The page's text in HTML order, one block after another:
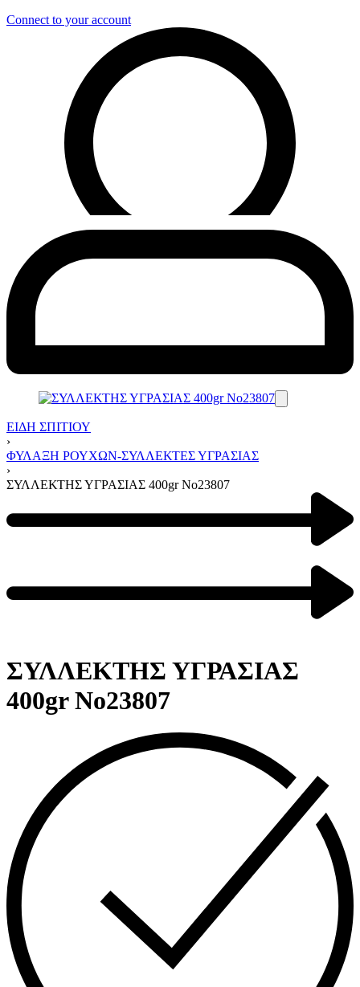
Connect to your account
ΕΙΔΗ ΣΠΙΤΙΟΥ
›
ΦΥΛΑΞΗ ΡΟΥΧΩΝ-ΣΥΛΛΕΚΤΕΣ ΥΓΡΑΣΙΑΣ
›
ΣΥΛΛΕΚΤΗΣ ΥΓΡΑΣΙΑΣ 400gr Νο23807
navigation
ΣΥΛΛΕΚΤΗΣ ΥΓΡΑΣΙΑΣ
400gr Νο23807